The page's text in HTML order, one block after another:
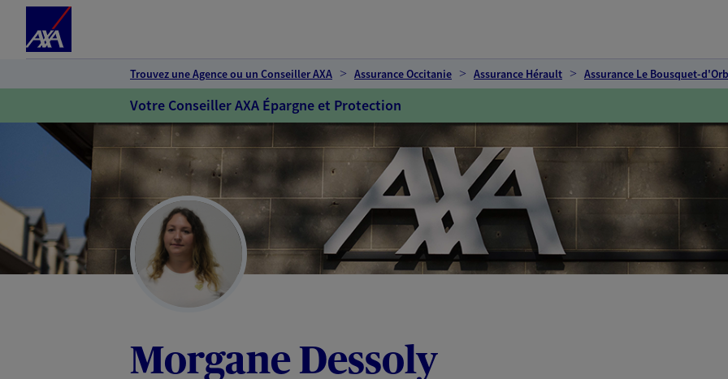
Trouvez une Agence ou un Conseiller AXA Assurance Occitanie Assurance Hérault Assurance Le Bousquet-d'Orb
Votre Conseiller AXA Épargne et Protection
Morgane Dessoly